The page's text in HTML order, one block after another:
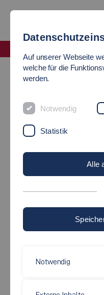
Abgeschlossene Projekte
PFLEGE –
UND
(TIP-REGIO)
Auf unserer Webseite
welche für die
werden.
Notwendig
Statistik
Alle
Notwendig